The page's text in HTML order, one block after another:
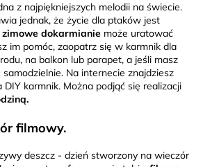
z najpiękniejszych melodii na świecie.
jednak, że życie dla ptaków jest
zimowe dokarmianie może uratować
im pomóc, zaopatrz się w karmnik dla
na balkon lub parapet, a jeśli masz
Na internecie znajdziesz
DIY karmnik. Można podjąć się realizacji
filmowy.
deszcz - dzień stworzony na wieczór